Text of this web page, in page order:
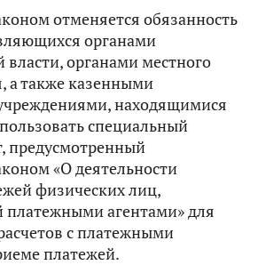
отменяется обязанность
органами
власти, органами местного
а также казенными
находящимися
специальный
предусмотренный
«О деятельности
физических лиц,
платежными агентами» для
с платежными
платежей.